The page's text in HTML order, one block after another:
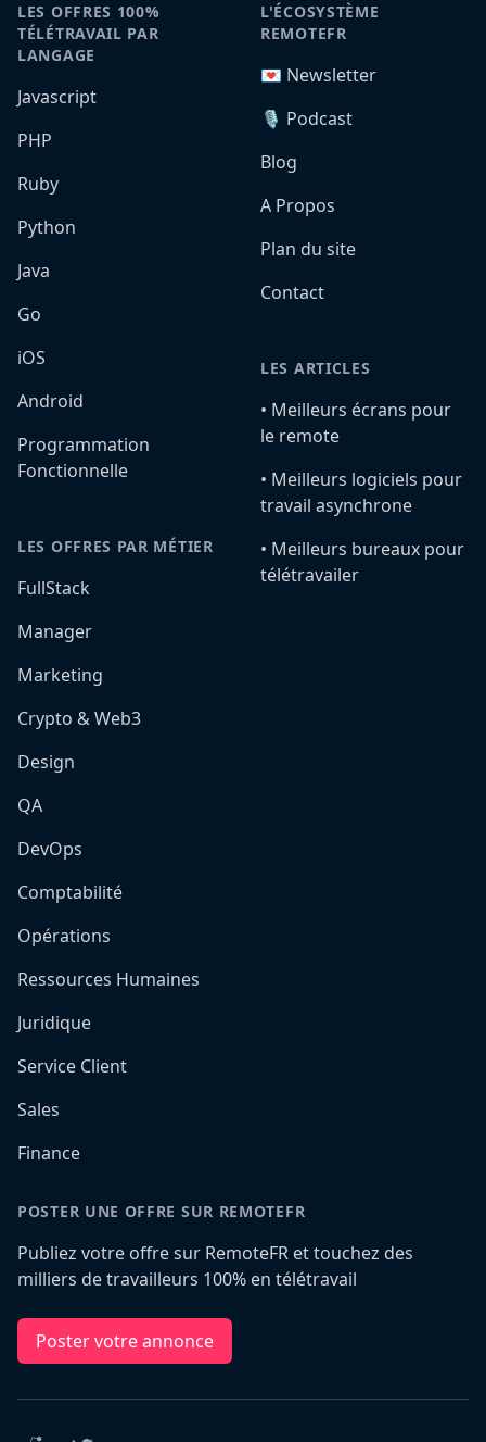
LES OFFRES 100%
TÉLÉTRAVAIL PAR
LANGAGE
Javascript
PHP
Ruby
Python
Java
Go
iOS
Android
Programmation
Fonctionnelle
LES OFFRES PAR MÉTIER
FullStack
Manager
Marketing
Crypto & Web3
Design
QA
DevOps
Comptabilité
Opérations
Ressources Humaines
Juridique
Service Client
Sales
Finance
L'ÉCOSYSTÈME
REMOTEFR
💌 Newsletter
🎙️ Podcast
Blog
A Propos
Plan du site
Contact
LES ARTICLES
•️ Meilleurs écrans pour
le remote
•️ Meilleurs logiciels pour
travail asynchrone
•️ Meilleurs bureaux pour
télétravailer
POSTER UNE OFFRE SUR REMOTEFR
Publiez votre offre sur RemoteFR et touchez des
milliers de travailleurs 100% en télétravail
Poster votre annonce